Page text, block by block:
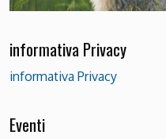
informativa Privacy
informativa Privacy
Eventi